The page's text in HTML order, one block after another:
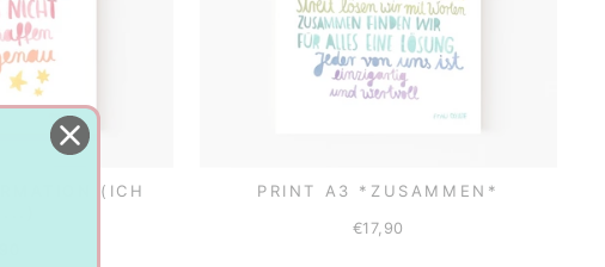
(ICH
PRINT A3 *ZUSAMMEN*
€17,90